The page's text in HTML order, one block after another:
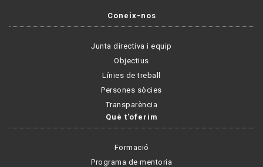
Coneix-nos
Junta directiva i equip
Objectius
Línies de treball
Persones sòcies
Transparència
Què t'oferim
Formació
Programa de mentoria